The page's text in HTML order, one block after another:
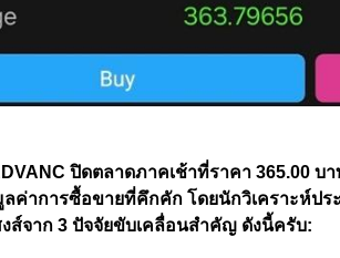
ปิดตลาดภาคเช้าที่ราคา 365.00 บ
ค่าการซื้อขายที่คึกคัก โดยนักวิเคราะห์ปร
ส์จาก 3 ปัจจัยขับเคลื่อนสำคัญ ดังนี้ครับ: